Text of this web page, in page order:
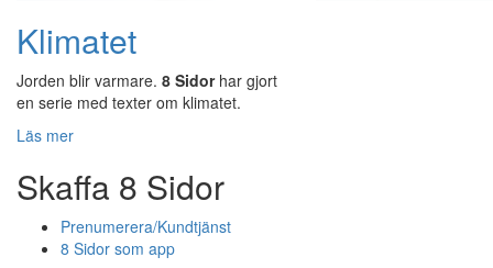
Klimatet
Jorden blir varmare. 8 Sidorhar gjort
en serie med texter om klimatet.
Läs mer
Skaffa 8 Sidor
Prenumerera/Kundtjänst
8 Sidor som app